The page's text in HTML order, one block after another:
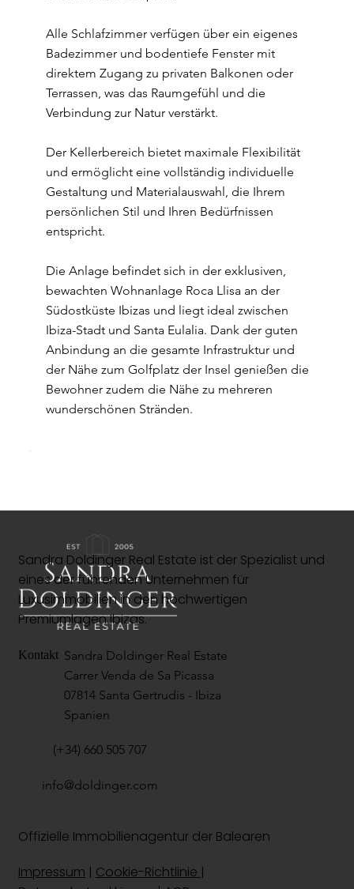
Alle Schlafzimmer verfügen über ein eigenes
Badezimmer und bodentiefe Fenster mit
direktem Zugang zu privaten Balkonen oder
Terrassen, was das Raumgefühl und die
Verbindung zur Natur verstärkt.
Der Kellerbereich bietet maximale Flexibilität
und ermöglicht eine vollständig individuelle
Gestaltung und Materialauswahl, die Ihrem
persönlichen Stil und Ihren Bedürfnissen
entspricht.
Die Anlage befindet sich in der exklusiven,
bewachten Wohnanlage Roca Llisa an der
Südostküste Ibizas und liegt ideal zwischen
Ibiza-Stadt und Santa Eulalia. Dank der guten
Anbindung an die gesamte Infrastruktur und
der Nähe zum Golfplatz der Insel genießen die
Bewohner zudem die Nähe zu mehreren
wunderschönen Stränden.
Sandra Doldinger Real Estate ist der Spezialist und
eines der führenden Unternehmen für
Luxusimmobilien in den hochwertigen
Premiumlagen Ibizas.
Offizielle Immobilienagentur der Balearen
Kontakt Sandra Doldinger Real Estate
Carrer Venda de Sa Picassa
07814 Santa Gertrudis - Ibiza
Spanien
Impressum | Cookie-Richtlinie |
(+34) 660 505 707
info@doldinger.com